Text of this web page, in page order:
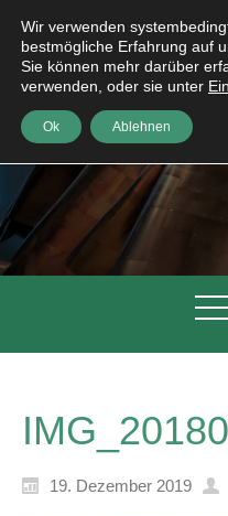
19. Dezember 2019
Wir verwenden
bestmögliche Erfahrung auf
Sie können mehr darüber
verwenden, oder sie unter
Ok Ablehnen